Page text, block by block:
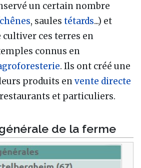
un certain nombre
chênes, saules tétards...) et
cultiver ces terres en
connus en
. Ils ont créé une
produits envente directe
et particuliers.
de la ferme